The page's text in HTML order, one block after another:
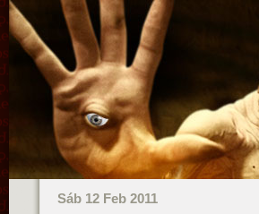
Sáb 12 Feb 2011